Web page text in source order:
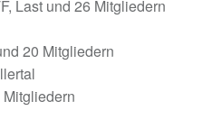
Last und 26 Mitgliedern
20 Mitgliedern